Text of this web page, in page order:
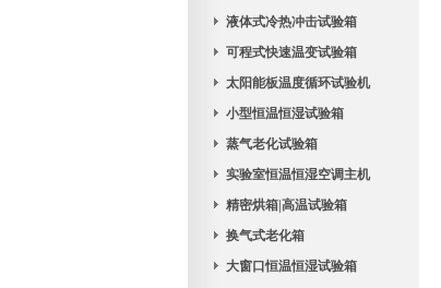
液体式冷热冲击试验箱
可程式快速温变试验箱
太阳能板温度循环试验机
小型恒温恒湿试验箱
蒸气老化试验箱
实验室恒温恒湿空调主机
精密烘箱|高温试验箱
换气式老化箱
大窗口恒温恒湿试验箱